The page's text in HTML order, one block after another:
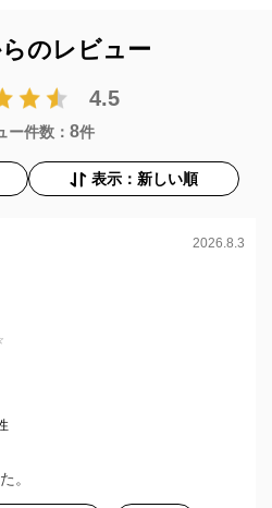
のレビュー
4.5
ー件数： 8件
表示：新しい順
2026.8.3
。